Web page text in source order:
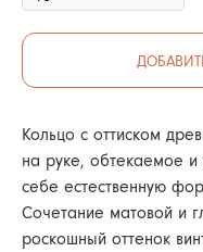
Кольцо с оттиском
на руке, обтекаемое и
себе естественную
Сочетание матовой и
роскошный оттенок